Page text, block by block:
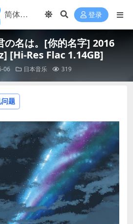
登录
の名は。[你的名字] 2016
[Hi-Res Flac 1.14GB]
06 日本音乐 319
题